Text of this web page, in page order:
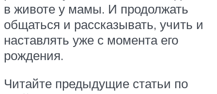
в животе у мамы. И продолжать
общаться и рассказывать, учить и
наставлять уже с момента его
рождения.
Читайте предыдущие статьи по